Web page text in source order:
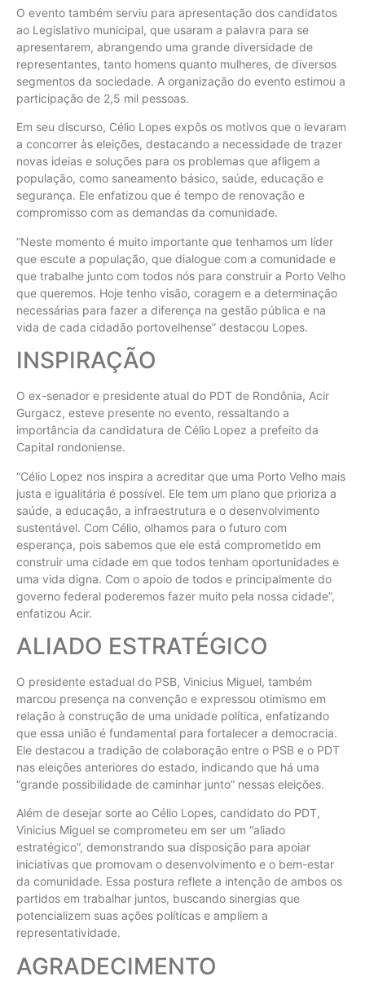
O evento também serviu para apresentação dos candidatos
ao Legislativo municipal, que usaram a palavra para se
apresentarem, abrangendo uma grande diversidade de
representantes, tanto homens quanto mulheres, de diversos
segmentos da sociedade. A organização do evento estimou a
participação de 2,5 mil pessoas.
Em seu discurso, Célio Lopes expôs os motivos que o levaram
a concorrer às eleições, destacando a necessidade de trazer
novas ideias e soluções para os problemas que afligem a
população, como saneamento básico, saúde, educação e
segurança. Ele enfatizou que é tempo de renovação e
compromisso com as demandas da comunidade.
”Neste momento é muito importante que tenhamos um líder
que escute a população, que dialogue com a comunidade e
que trabalhe junto com todos nós para construir a Porto Velho
que queremos. Hoje tenho visão, coragem e a determinação
necessárias para fazer a diferença na gestão pública e na
vida de cada cidadão portovelhense” destacou Lopes.
INSPIRAÇÃO
O ex-senador e presidente atual do PDT de Rondônia, Acir
Gurgacz, esteve presente no evento, ressaltando a
importância da candidatura de Célio Lopez a prefeito da
Capital rondoniense.
“Célio Lopez nos inspira a acreditar que uma Porto Velho mais
justa e igualitária é possível. Ele tem um plano que prioriza a
saúde, a educação, a infraestrutura e o desenvolvimento
sustentável. Com Célio, olhamos para o futuro com
esperança, pois sabemos que ele está comprometido em
construir uma cidade em que todos tenham oportunidades e
uma vida digna. Com o apoio de todos e principalmente do
governo federal poderemos fazer muito pela nossa cidade”,
enfatizou Acir.
ALIADO ESTRATÉGICO
O presidente estadual do PSB, Vinicius Miguel, também
marcou presença na convenção e expressou otimismo em
relação à construção de uma unidade política, enfatizando
que essa união é fundamental para fortalecer a democracia.
Ele destacou a tradição de colaboração entre o PSB e o PDT
nas eleições anteriores do estado, indicando que há uma
“grande possibilidade de caminhar junto” nessas eleições.
Além de desejar sorte ao Célio Lopes, candidato do PDT,
Vinicius Miguel se comprometeu em ser um “aliado
estratégico”, demonstrando sua disposição para apoiar
iniciativas que promovam o desenvolvimento e o bem-estar
da comunidade. Essa postura reflete a intenção de ambos os
partidos em trabalhar juntos, buscando sinergias que
potencializem suas ações políticas e ampliem a
representatividade.
AGRADECIMENTO